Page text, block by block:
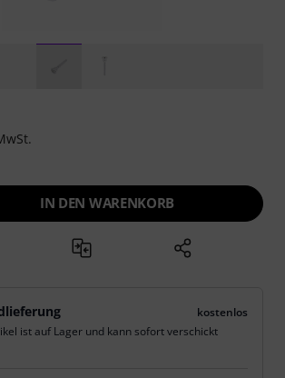
IN DEN WARENKORB
kostenlos
ist auf Lager und kann sofort verschickt